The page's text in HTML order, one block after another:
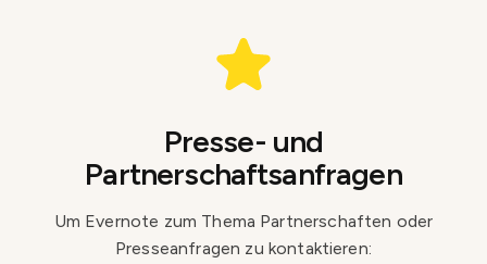
Presse- und
Partnerschaftsanfragen
Um Evernote zum Thema Partnerschaften oder
Presseanfragen zu kontaktieren: